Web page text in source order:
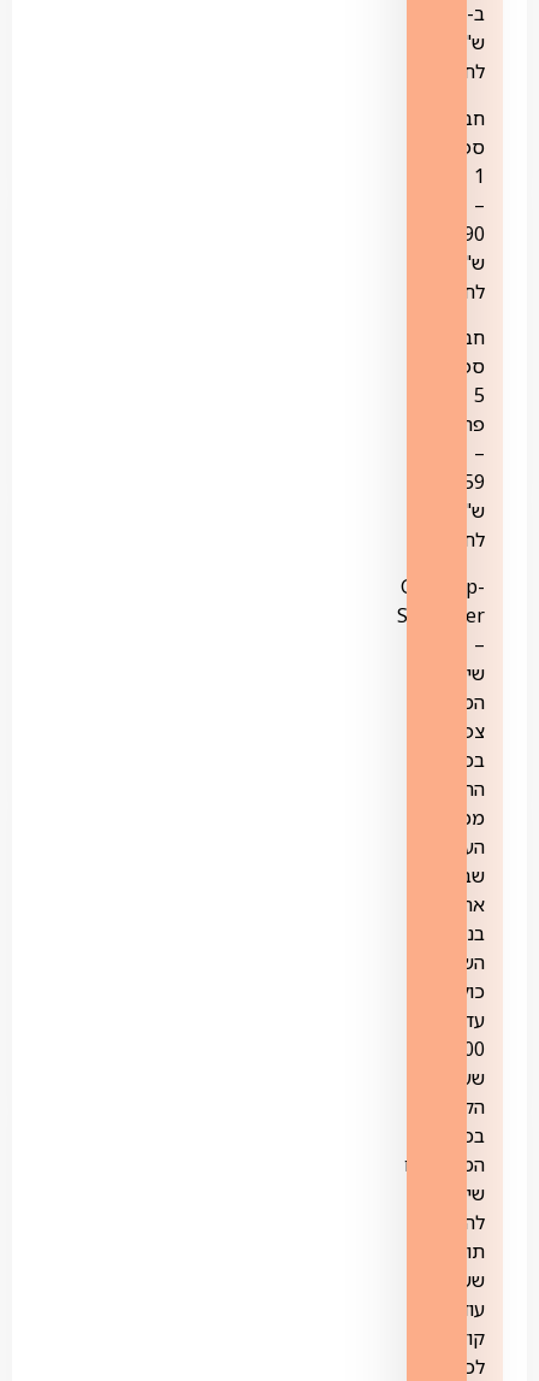
ש"ח
לחודש
חבילת
ספורט
1
–
79.90
ש"ח
לחודש
חבילת
ספורט
5
פרימיום
–
59
ש"ח
לחודש
CatchUp-
StartOver
–
שירות
המאפשר
צפייה
בכל
התכניות
מכל
הערוצים
שבוע
אחורה.
בנוסף
השירות
כולל
עד-
100
שעות
הקלטה
בכל
המכשירים
שיאפשרו
להקליט
תוכניות
ששודרו
עוד
קודם
לכן.